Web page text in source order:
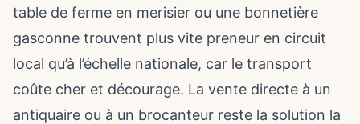
table de ferme en merisier ou une bonnetière
gasconne trouvent plus vite preneur en circuit
local qu’à l’échelle nationale, car le transport
coûte cher et décourage. La vente directe à un
antiquaire ou à un brocanteur reste la solution la